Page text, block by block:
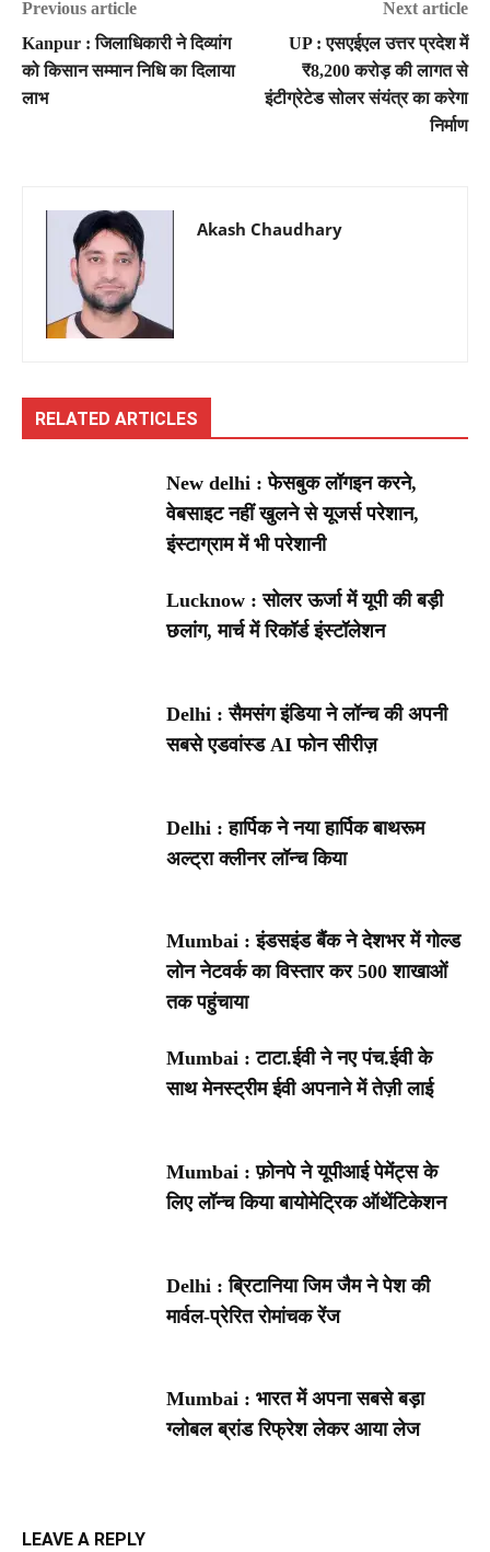
Previous article
Kanpur : जिलाधिकारी ने दिव्यांग
को किसान सम्मान निधि का दिलाया
लाभ
Next article
UP : एसएईएल उत्तर प्रदेश में
₹8,200 करोड़ की लागत से
इंटीग्रेटेड सोलर संयंत्र का करेगा
निर्माण
Akash Chaudhary
RELATED ARTICLES
New delhi : फेसबुक लॉगइन करने,
वेबसाइट नहीं खुलने से यूजर्स परेशान,
इंस्टाग्राम में भी परेशानी
Lucknow : सोलर ऊर्जा में यूपी की बड़ी
छलांग, मार्च में रिकॉर्ड इंस्टॉलेशन
Delhi : सैमसंग इंडिया ने लॉन्च की अपनी
सबसे एडवांस्ड AI फोन सीरीज़
Delhi : हार्पिक ने नया हार्पिक बाथरूम
अल्ट्रा क्लीनर लॉन्च किया
Mumbai : इंडसइंड बैंक ने देशभर में गोल्ड
लोन नेटवर्क का विस्तार कर 500 शाखाओं
तक पहुंचाया
Mumbai : टाटा.ईवी ने नए पंच.ईवी के
साथ मेनस्ट्रीम ईवी अपनाने में तेज़ी लाई
Mumbai : फ़ोनपे ने यूपीआई पेमेंट्स के
लिए लॉन्च किया बायोमेट्रिक ऑथेंटिकेशन
Delhi : ब्रिटानिया जिम जैम ने पेश की
मार्वल-प्रेरित रोमांचक रेंज
Mumbai : भारत में अपना सबसे बड़ा
ग्लोबल ब्रांड रिफ्रेश लेकर आया लेज
LEAVE A REPLY